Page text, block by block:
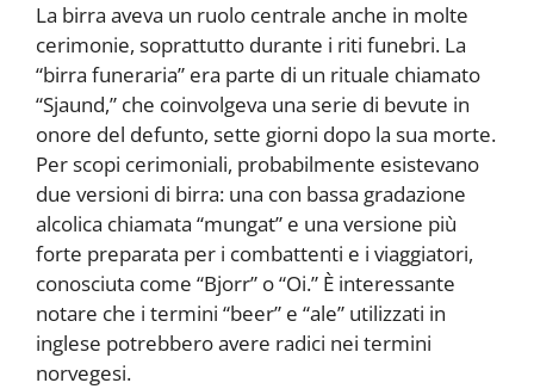
La birra aveva un ruolo centrale anche in molte
cerimonie, soprattutto durante i riti funebri. La
“birra funeraria” era parte di un rituale chiamato
“Sjaund,” che coinvolgeva una serie di bevute in
onore del defunto, sette giorni dopo la sua morte.
Per scopi cerimoniali, probabilmente esistevano
due versioni di birra: una con bassa gradazione
alcolica chiamata “mungat” e una versione più
forte preparata per i combattenti e i viaggiatori,
conosciuta come “Bjorr” o “Oi.” È interessante
notare che i termini “beer” e “ale” utilizzati in
inglese potrebbero avere radici nei termini
norvegesi.